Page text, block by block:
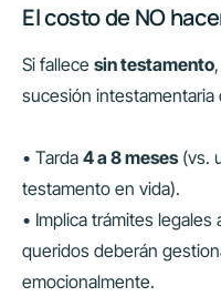
El costo de NO
Si fallece sin testamento
sucesión intestamentaria
• Tarda 4 a 8 meses(vs.
testamento en vida).
• Implica trámites
queridos deberán
emocionalmente.